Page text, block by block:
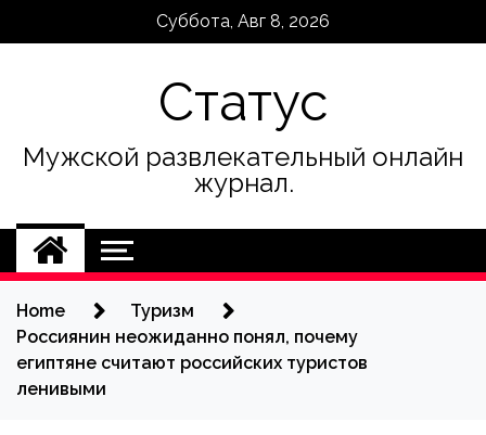
Суббота, Авг 8, 2026
Статус
Мужской развлекательный онлайн
журнал.
Home
Туризм
Россиянин неожиданно понял, почему
египтяне считают российских туристов
ленивыми